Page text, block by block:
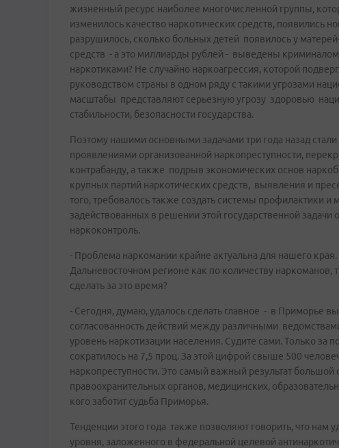
жизненный ресурс наиболее многочисленной группы,
изменилось качество наркотических средств, появились
разрушилось, сколько больных детей появилось у
средств - а это миллиарды рублей - выведены криминалом
наркотиками? Не случайно наркоагрессия, которой
руководством страны в одном ряду с такими угрозами
масштабы представляют серьезную угрозу здоровью
стабильности, безопасности государства.
Поэтому нашими основными задачами три года назад
проявлениями организованной наркопреступности,
контрабанду, а также подрыв экономических основ
крупных партий наркотических средств, выявления и
того, требовалось также создать системы профилактики
задействованных в решении этой государственной задачи
наркоконтроль.
- Проблема наркомании крайне актуальна для нашего
Дальневосточном регионе как по количеству наркоманов,
сделать за это время?
- Сегодня, думаю, удалось сделать главное - в Приморье
согласованность действий между различными
уровень наркотизации населения. Судите сами. Только за
сократилось на 7,5 проц. За этой цифрой свыше 500
наркопреступности. Это самый важный результат большой
правоохранительных органов, медицинских,
кого заботит судьба Приморья.
Тенденции этого года также позволяют говорить, что нам
уровня, заложенного в федеральной целевой